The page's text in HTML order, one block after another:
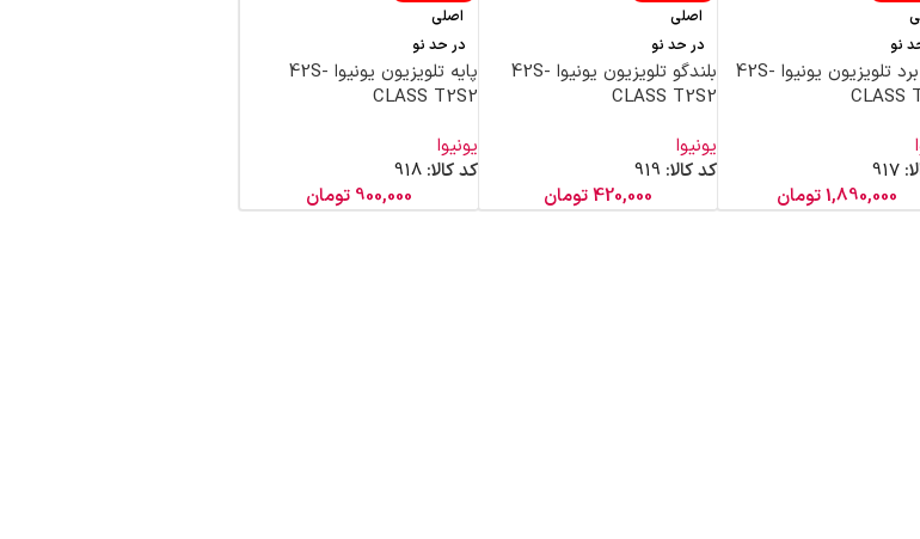
نو
مین برد تلویزیون یونیوا 42S-
CLASS
917
1,890,000تومان
اصلی
در حد نو
بلندگو تلویزیون یونیوا 42S-
CLASS T2S2
یونیوا
کد کالا: 919
420,000تومان
اصلی
در حد نو
پایه تلویزیون یونیوا 42S-
CLASS T2S2
یونیوا
کد کالا:918
900,000 تومان